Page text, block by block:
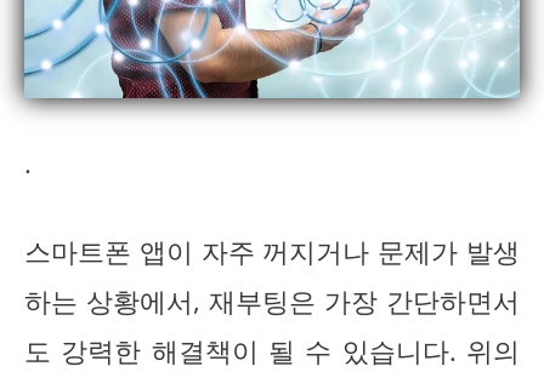
.
스마트폰 앱이 자주 꺼지거나 문제가 발생
하는 상황에서, 재부팅은 가장 간단하면서
도 강력한 해결책이 될 수 있습니다. 위의